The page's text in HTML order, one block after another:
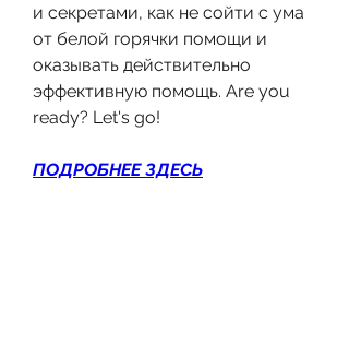
и секретами, как не сойти с ума
от белой горячки помощи и
оказывать действительно
эффективную помощь. Are you
ready? Let's go!
ПОДРОБНЕЕ ЗДЕСЬ